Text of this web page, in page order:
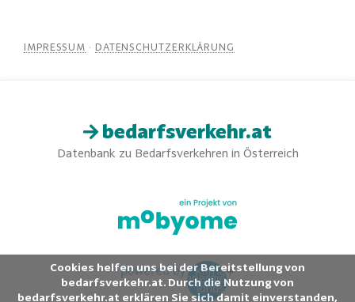
Cookies helfen uns bei der Bereitstellung von
bedarfsverkehr.at. Durch die Nutzung von
bedarfsverkehr.at erklären Sie sich damit einverstanden,
IMPRESSUM · DATENSCHUTZERKLÄRUNG
bedarfsverkehr.at
Datenbank zu Bedarfsverkehren in Österreich